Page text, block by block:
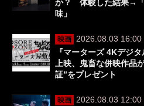
か？ 体験した結果→「
味」
映画
2026.08.03 16:00
『マーターズ 4Kデジ
上映、鬼畜な併映作
証”をプレゼント
映画
2026.08.03 12:00